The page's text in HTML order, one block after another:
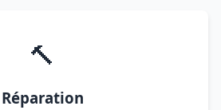
🔨
Réparation